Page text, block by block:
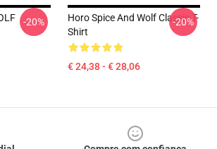
-20%
Horo Spice And Wolf Classic T-
Shirt
€ 24,38 - € 28,06
-20%